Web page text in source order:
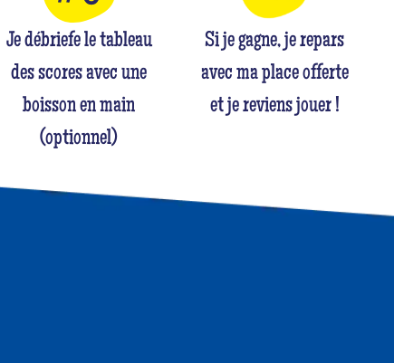
Je débriefe le tableau
des scores avec une
boisson en main
(optionnel)
Si je gagne, je repars
avec ma place offerte
et je reviens jouer !